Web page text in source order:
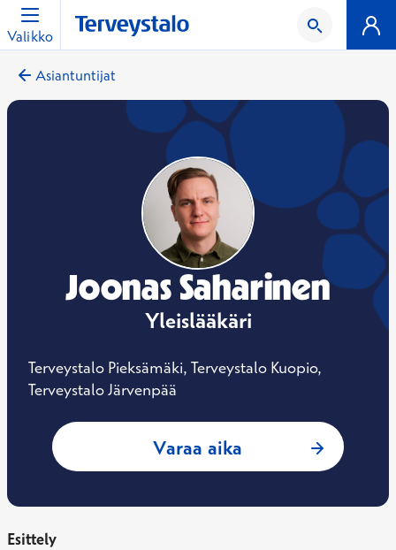
Valikko
Asiantuntijat
Joonas Saharinen
Yleislääkäri
Terveystalo Pieksämäki, Terveystalo Kuopio,
Terveystalo Järvenpää
Varaa aika : Joonas
Esittely